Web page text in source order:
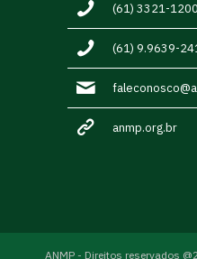
(61) 3321-1200
(61) 9.9639-
anmp.org.br
ANMP - Direitos reservados